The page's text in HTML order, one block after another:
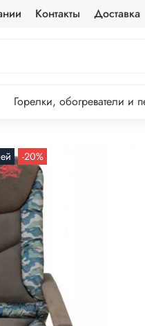
Контакты Доставка
Горелки, обогреватели и
-20%